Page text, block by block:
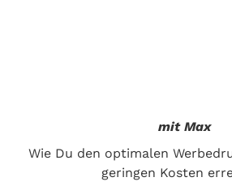
mit Max
Wie Du den optimalen
geringen Kosten